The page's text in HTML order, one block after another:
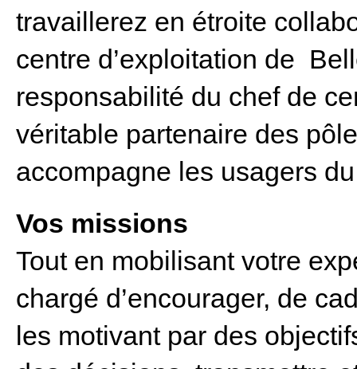
travaillerez en étroite
centre d’exploitation de
responsabilité du chef de
véritable partenaire des
accompagne les usagers
Vos missions
Tout en mobilisant votre
chargé d’encourager, de
les motivant par des